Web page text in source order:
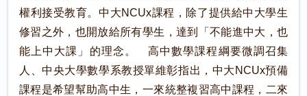
權利接受教育。中大NCUx課程，除了提供給中大學生
修習之外，也開放給所有學生，達到「不能進中大，也
能上中大課」的理念。 高中數學課程綱要微調召集
人、中央大學數學系教授單維彰指出，中大NCUx預備
課程是希望幫助高中生，一來統整複習高中課程，二來